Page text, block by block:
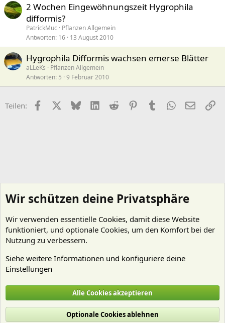
2 Wochen Eingewöhnungszeit Hygrophila
difformis?
PatrickMuc
Pflanzen Allgemein
Antworten 16 13 August 2010
Hygrophila Difformis wachsen emerse Blätter
aLLeKs
Pflanzen Allgemein
Antworten 5 9 Februar 2010
Teilen: FacebookX (Twitter)
BlueskyLinkedIn
Reddit PinterestTumblr WhatsApp
E-Mail
Cookies
Deutsch (Du)
Nutzungsbedingungen
Datenschutz Hilfe und Impressum
Wir schützen deine Privatsphäre
Wir verwenden essentielle Cookies, damit diese Website
funktioniert, und optionale Cookies, um den Komfort bei der
Nutzung zu verbessern.
Siehe weitere Informationen und konfiguriere deine
Einstellungen
Alle Cookies akzeptieren
Optionale Cookies ablehnen